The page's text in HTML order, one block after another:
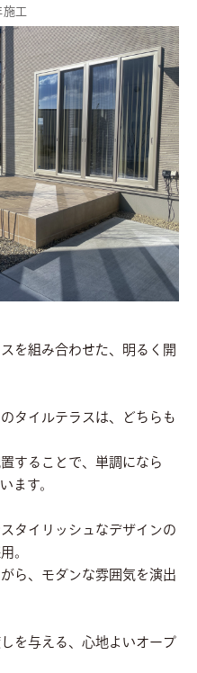
施工
を組み合わせた、明るく開
タイルテラスは、どちらも
することで、単調になら
ます。
タイリッシュなデザインの
。
ら、モダンな雰囲気を演出
を与える、心地よいオープ